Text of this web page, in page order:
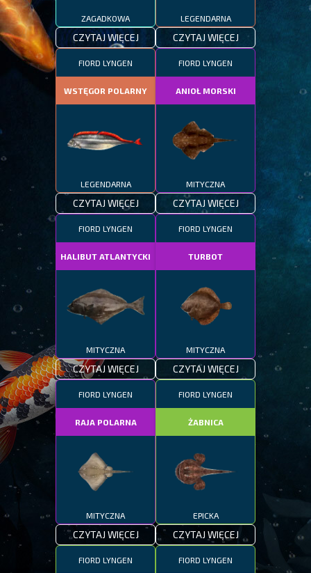
ZAGADKOWA
CZYTAJ WIĘCEJ
LEGENDARNA
CZYTAJ WIĘCEJ
FIORD LYNGEN
WSTĘGOR POLARNY
LEGENDARNA
CZYTAJ WIĘCEJ
FIORD LYNGEN
ANIOŁ MORSKI
MITYCZNA
CZYTAJ WIĘCEJ
FIORD LYNGEN
HALIBUT ATLANTYCKI
MITYCZNA
CZYTAJ WIĘCEJ
FIORD LYNGEN
TURBOT
MITYCZNA
CZYTAJ WIĘCEJ
FIORD LYNGEN
RAJA POLARNA
MITYCZNA
CZYTAJ WIĘCEJ
FIORD LYNGEN
ŻABNICA
EPICKA
CZYTAJ WIĘCEJ
FIORD LYNGEN FIORD LYNGEN